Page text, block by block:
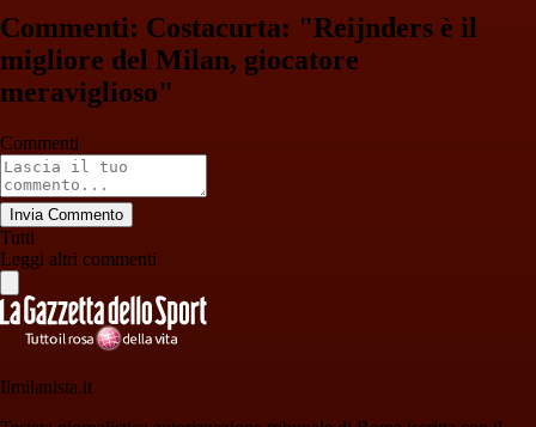
Commenti: Costacurta: "Reijnders è il
migliore del Milan, giocatore
meraviglioso"
Commenti
Invia Commento
Tutti
Leggi altri commenti
Ilmilanista.it